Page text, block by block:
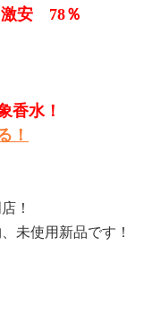
安 78％
香水！
！
！
未使用新品です！